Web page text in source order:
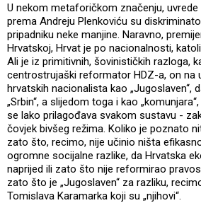
U nekom metaforičkom značenju, uvrede
prema Andreju Plenkoviću su
pripadniku neke manjine. Naravno,
Hrvatskoj, Hrvat je po nacionalnosti,
Ali je iz primitivnih, šovinističkih razloga,
centrostrujaški reformator HDZ-a, on na
hrvatskih nacionalista kao „Jugoslaven“,
„Srbin“, a slijedom toga i kao
se lako prilagođava svakom sustavu -
čovjek bivšeg režima. Koliko je poznato
zato što, recimo, nije učinio ništa
ogromne socijalne razlike, da Hrvatska
naprijed ili zato što nije reformirao
zato što je „Jugoslaven“ za razliku,
Tomislava Karamarka koji su „njihovi“.